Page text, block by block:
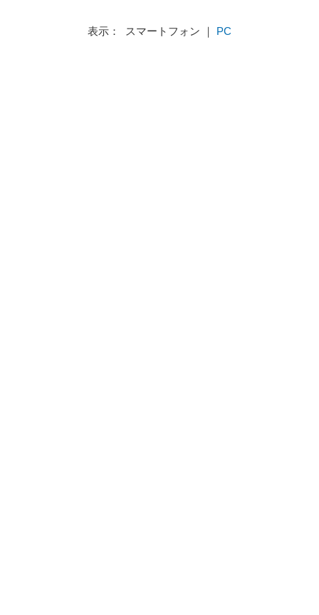
表示： スマートフォン ｜ PC